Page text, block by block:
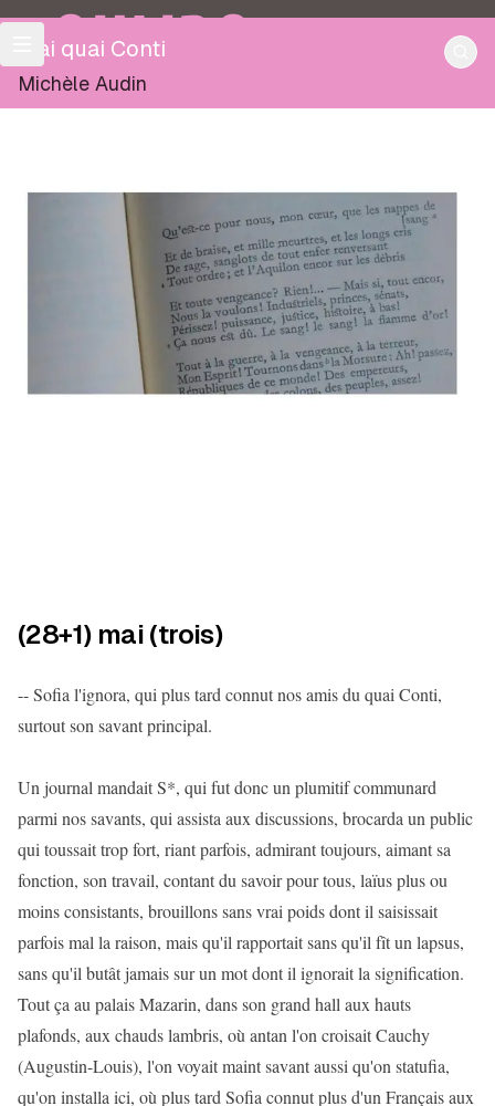
OULIPO
Mai quai Conti
Michèle Audin
(28+1) mai (trois)
-- Sofia l'ignora, qui plus tard connut nos amis du quai Conti,
surtout son savant principal.
Un journal mandait S*, qui fut donc un plumitif communard
parmi nos savants, qui assista aux discussions, brocarda un public
qui toussait trop fort, riant parfois, admirant toujours, aimant sa
fonction, son travail, contant du savoir pour tous, laïus plus ou
moins consistants, brouillons sans vrai poids dont il saisissait
parfois mal la raison, mais qu'il rapportait sans qu'il fît un lapsus,
sans qu'il butât jamais sur un mot dont il ignorait la signification.
Tout ça au palais Mazarin, dans son grand hall aux hauts
plafonds, aux chauds lambris, où antan l'on croisait Cauchy
(Augustin-Louis), l'on voyait maint savant aussi qu'on statufia,
qu'on installa ici, où plus tard Sofia connut plus d'un Français aux